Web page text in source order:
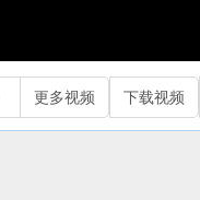
更多视频 下载视频